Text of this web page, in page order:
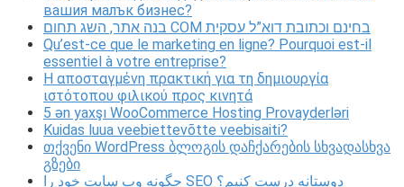
вашия малък бизнес?
בנה אתר, השג תחום COM בחינם וכתובת דוא”ל עסקית
Qu’est-ce que le marketing en ligne? Pourquoi est-il
essentiel à votre entreprise?
Η αποσταγμένη πρακτική για τη δημιουργία
ιστότοπου φιλικού προς κινητά
5 ən yaxşı WooCommerce Hosting Provayderləri
Kuidas luua veebiettevõtte veebisaiti?
თქვენი WordPress ბლოგის დაჩქარების სხვადასხვა
გზები
چگونه وب سایت خود را SEO دوستانه درست کنیم؟